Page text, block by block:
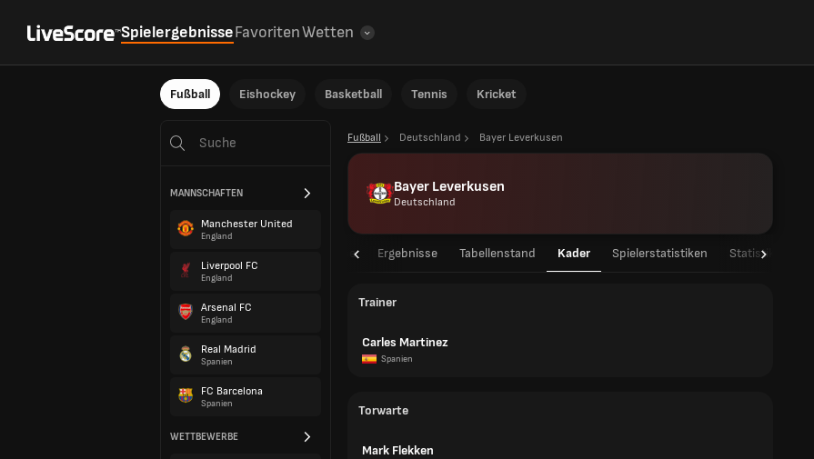
SpielergebnisseFavoritenWetten
Fußball Eishockey Basketball Tennis Kricket
MANNSCHAFTEN
Manchester United
England
Liverpool FC
England
Arsenal FC
England
Real Madrid
Spanien
FC Barcelona
Spanien
WETTBEWERBE
Fußball Deutschland Bayer Leverkusen
Bayer Leverkusen
Deutschland
Spielpläne Ergebnisse Tabellenstand Kader Spielerstatistiken Statistiken
Trainer
Carles Martinez
Spanien
Torwarte
Mark Flekken